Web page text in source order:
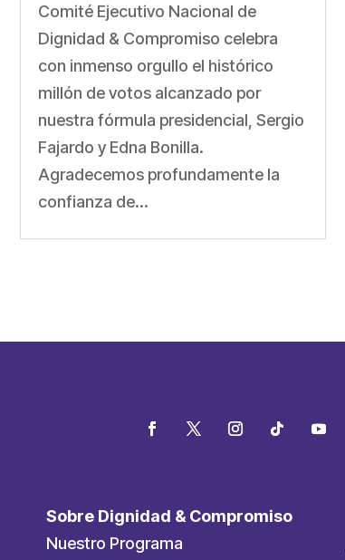
Comité Ejecutivo Nacional de
Dignidad & Compromiso celebra
con inmenso orgullo el histórico
millón de votos alcanzado por
nuestra fórmula presidencial, Sergio
Fajardo y Edna Bonilla.
Agradecemos profundamente la
confianza de...
Sobre Dignidad & Compromiso
Nuestro Programa